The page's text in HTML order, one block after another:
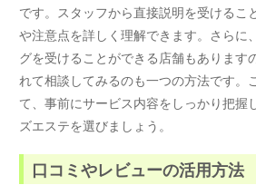
です。スタッフから直接説明を受けるこ
や注意点を詳しく理解できます。さらに
グを受けることができる店舗もあります
れて相談してみるのも一つの方法です。
て、事前にサービス内容をしっかり把握
ズエステを選びましょう。
口コミやレビューの活用方法